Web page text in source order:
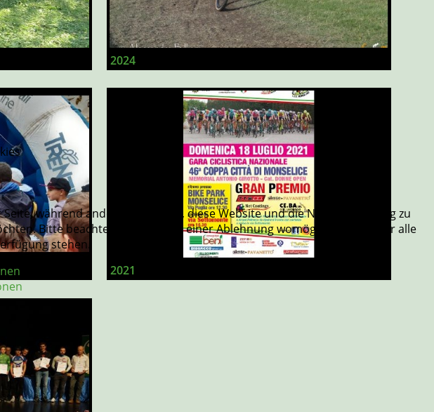
2024
2021
während andere uns helfen, diese Website und die Nutzererfahrung zu
Bitte beachten Sie, dass bei einer Ablehnung womöglich nicht mehr alle
stehen.